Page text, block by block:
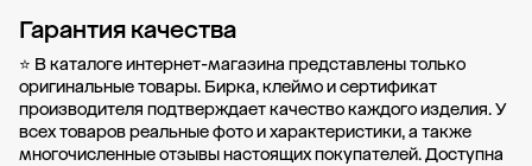
Гарантия качества
⭐ В каталоге интернет-магазина представлены только
оригинальные товары. Бирка, клеймо и сертификат
производителя подтверждает качество каждого изделия. У
всех товаров реальные фото и характеристики, а также
многочисленные отзывы настоящих покупателей. Доступна